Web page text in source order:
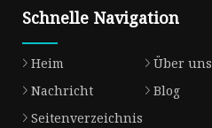
Schnelle Navigation
Heim Über uns
Nachricht
Blog
Seitenverzeichnis